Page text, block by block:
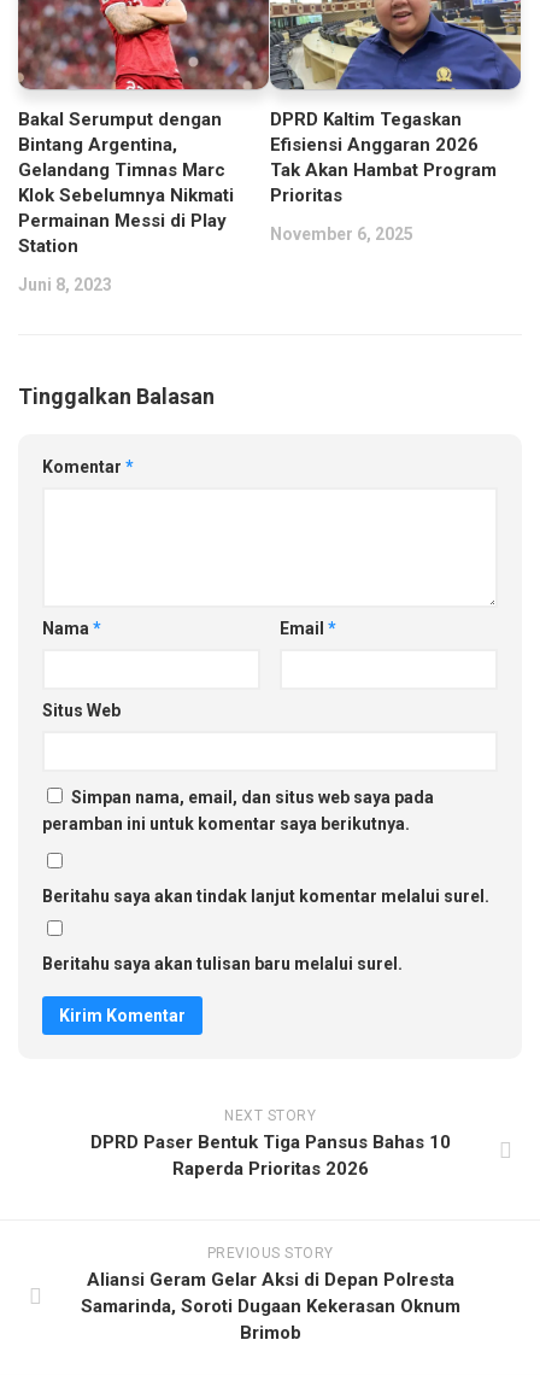
Bakal Serumput dengan
Bintang Argentina,
Gelandang Timnas Marc
Klok Sebelumnya Nikmati
Permainan Messi di Play
Station
Juni 8, 2023
DPRD Kaltim Tegaskan
Efisiensi Anggaran 2026
Tak Akan Hambat Program
Prioritas
November 6, 2025
Tinggalkan Balasan
Komentar *
Nama * Email *
Situs Web
Simpan nama, email, dan situs web saya pada
peramban ini untuk komentar saya berikutnya.
Beritahu saya akan tindak lanjut komentar melalui surel.
Beritahu saya akan tulisan baru melalui surel.
NEXT STORY
DPRD Paser Bentuk Tiga Pansus Bahas 10
Raperda Prioritas 2026
PREVIOUS STORY
Aliansi Geram Gelar Aksi di Depan Polresta
Samarinda, Soroti Dugaan Kekerasan Oknum
Brimob